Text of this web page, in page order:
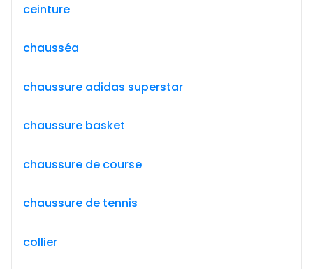
ceinture
chausséa
chaussure adidas superstar
chaussure basket
chaussure de course
chaussure de tennis
collier